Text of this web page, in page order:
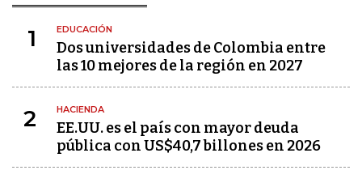
1 EDUCACIÓN
Dos universidades de Colombia entre
las 10 mejores de la región en 2027
2 HACIENDA
EE.UU. es el país con mayor deuda
pública con US$40,7 billones en 2026